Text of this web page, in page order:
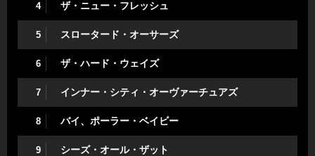
4 ザ・ニュー・フレッシュ
5 スロータード・オーサーズ
6 ザ・ハード・ウェイズ
7 インナー・シティ・オーヴァーチュアズ
8 バイ、ポーラー・ベイビー
9 シーズ・オール・ザット